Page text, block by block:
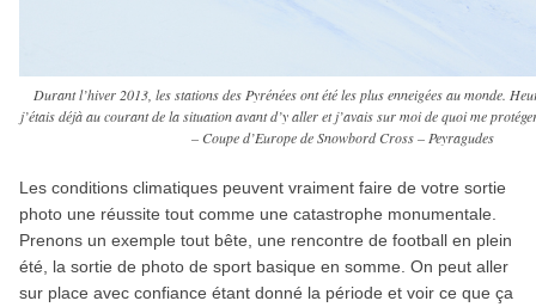
Durant l’hiver 2013, les stations des Pyrénées ont été les plus enneigées au monde.
j’étais déjà au courant de la situation avant d’y aller et j’avais sur moi de quoi me
– Coupe d’Europe de Snowbord Cross – Peyragudes
Les conditions climatiques peuvent vraiment faire de votre sortie
photo une réussite tout comme une catastrophe monumentale.
Prenons un exemple tout bête, une rencontre de football en plein
été, la sortie de photo de sport basique en somme. On peut aller
sur place avec confiance étant donné la période et voir ce que ça